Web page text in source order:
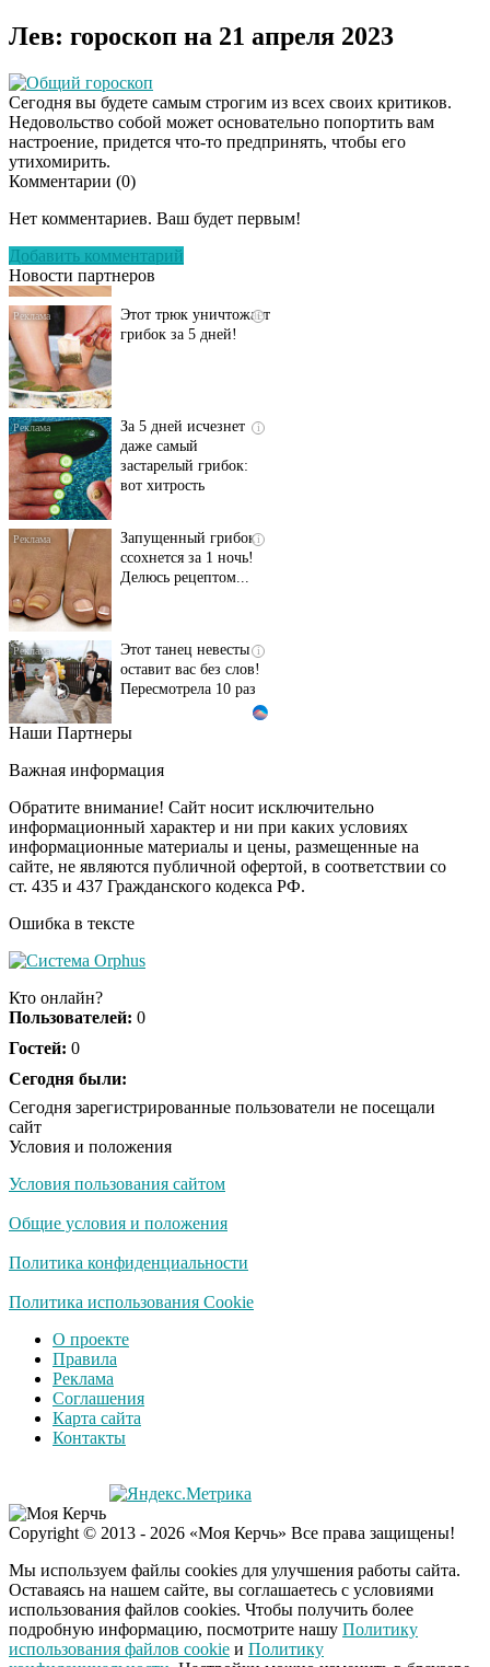
Лев: гороскоп на 21 апреля 2023
Общий гороскоп
Сегодня вы будете самым строгим из всех своих критиков.
Недовольство собой может основательно попортить вам
настроение, придется что-то предпринять, чтобы его
утихомирить.
Комментарии (0)
Нет комментариев. Ваш будет первым!
Добавить комментарий
Новости партнеров
Даже самый
исчезнет с корнем,
если перед сном…
грибок за 5 дней!
даже самый
застарелый грибок:
вот хитрость
ссохнется за 1 ночь!
Делюсь рецептом...
оставит вас без слов!
Пересмотрела 10 раз
Ролик длится пару
шоке от увиденного
i
Ролик из Омска: вы
будете смеяться долго
Ржу не переставая, это
Скрытая камера на
люди вытворяют, когда
Ролик длится
смеяться вы будете
Королева вагона
оставит равнодушным
Деньги придут
раньше пенсии: кто в
2026 году получит
Наши Партнеры
Важная информация
Обратите внимание! Сайт носит исключительно
информационный характер и ни при каких условиях
информационные материалы и цены, размещенные на
сайте, не являются публичной офертой, в соответствии со
ст. 435 и 437 Гражданского кодекса РФ.
Ошибка в тексте
Кто онлайн?
Пользователей: 0
Гостей: 0
Сегодня были:
Сегодня зарегистрированные пользователи не посещали
сайт
Условия и положения
Условия пользования сайтом
Общие условия и положения
Политика конфиденциальности
Политика использования Cookie
О проекте
Правила
Реклама
Соглашения
Карта сайта
Контакты
Copyright © 2013 - 2026 «Моя Керчь» Все права защищены!
Мы используем файлы cookies для улучшения работы сайта.
Оставаясь на нашем сайте, вы соглашаетесь с условиями
использования файлов cookies. Чтобы получить более
подробную информацию, посмотрите нашу Политику
использования файлов cookie и Политику